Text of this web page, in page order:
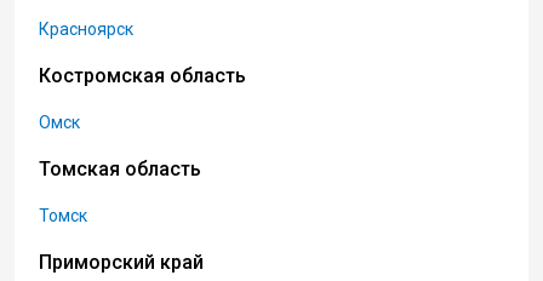
Красноярск
Костромская область
Омск
Томская область
Томск
Приморский край